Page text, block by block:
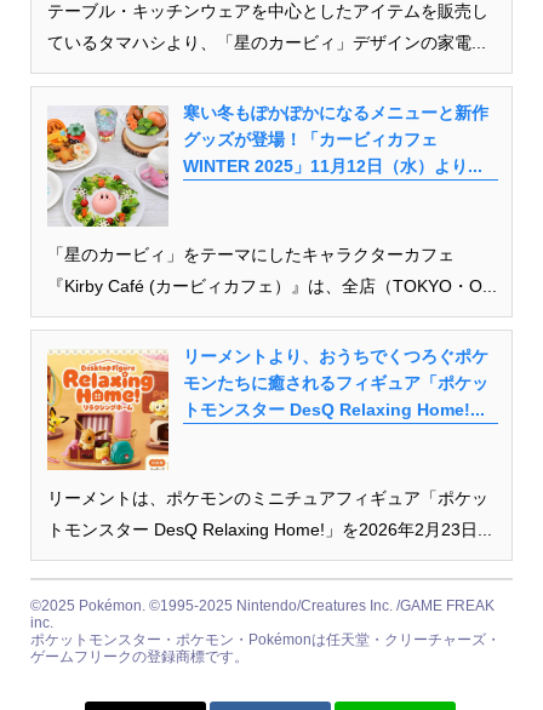
テーブル・キッチンウェアを中心としたアイテムを販売し
ているタマハシより、「星のカービィ」デザインの家電...
寒い冬もぽかぽかになるメニューと新作
グッズが登場！「カービィカフェ
WINTER 2025」11月12日（水）より...
「星のカービィ」をテーマにしたキャラクターカフェ
『Kirby Café (カービィカフェ）』は、全店（TOKYO・O...
リーメントより、おうちでくつろぐポケ
モンたちに癒されるフィギュア「ポケッ
トモンスター DesQ Relaxing Home!...
リーメントは、ポケモンのミニチュアフィギュア「ポケッ
トモンスター DesQ Relaxing Home!」を2026年2月23日...
©2025 Pokémon. ©1995-2025 Nintendo/Creatures Inc. /GAME FREAK
inc.
ポケットモンスター・ポケモン・Pokémonは任天堂・クリーチャーズ・
ゲームフリークの登録商標です。